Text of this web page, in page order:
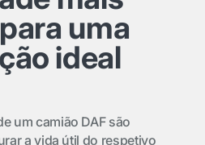
uma
ideal
um camião DAF são
a vida útil do respetivo